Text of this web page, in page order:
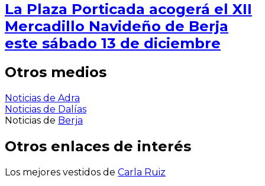
La Plaza Porticada acogerá el XII
Mercadillo Navideño de Berja
este sábado 13 de diciembre
Otros medios
Noticias de Adra
Noticias de Dalías
Noticias de Berja
Otros enlaces de interés
Los mejores vestidos de Carla Ruiz